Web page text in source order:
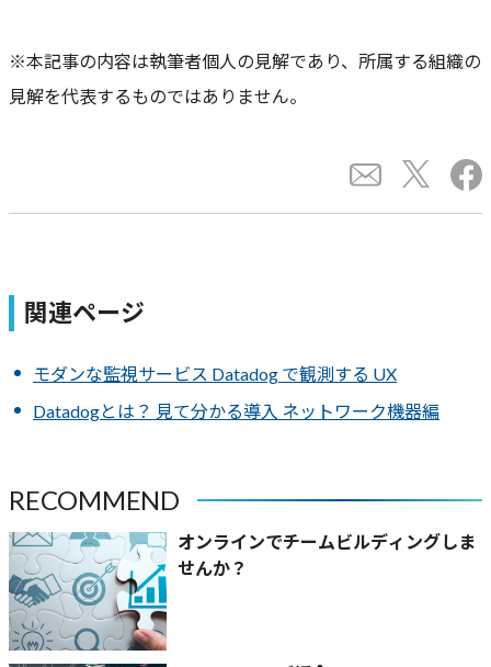
※本記事の内容は執筆者個人の見解であり、所属する組織の
見解を代表するものではありません。
関連ページ
モダンな監視サービス Datadog で観測する UX
Datadogとは？ 見て分かる導入 ネットワーク機器編
RECOMMEND
オンラインでチームビルディングしま
せんか？